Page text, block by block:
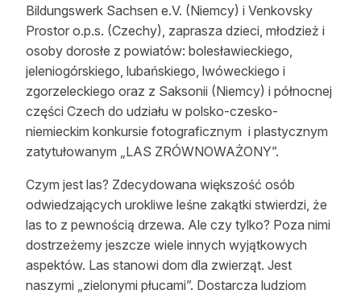
O nas
100 lat „Lasu Polskiego”
Prenumerata
Reklama
Zostań autorem
Archiwum
Kontakt
Bildungswerk Sachsen e.V. (Niemcy) i Venkovsky
Prostor o.p.s. (Czechy), zaprasza dzieci, młodzież i
osoby dorosłe z powiatów: bolesławieckiego,
jeleniogórskiego, lubańskiego, lwóweckiego i
zgorzeleckiego oraz z Saksonii (Niemcy) i północnej
części Czech do udziału w polsko-czesko-
niemieckim konkursie fotograficznym i plastycznym
zatytułowanym „LAS ZRÓWNOWAŻONY”.
Czym jest las? Zdecydowana większość osób
odwiedzających urokliwe leśne zakątki stwierdzi, że
las to z pewnością drzewa. Ale czy tylko? Poza nimi
dostrzeżemy jeszcze wiele innych wyjątkowych
aspektów. Las stanowi dom dla zwierząt. Jest
naszymi „zielonymi płucami”. Dostarcza ludziom